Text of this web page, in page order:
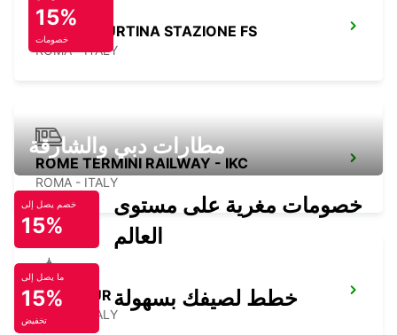
ROME TIBURTINA STAZIONE FS
ROMA - ITALY
ROME TERMINI RAILWAY - IKC
ROMA - ITALY
ROME EUR
ROMA - ITALY
15%
خصومات
مطارات دبي والشارقة
خصم يصل إلى
15%
خصومات مغرية على مستوى
العالم
ما يصل إلى
15%
تخفيض
خطط لصيفك بسهولة